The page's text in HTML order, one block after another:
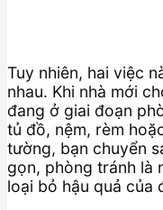
Tuy nhiên, hai việc
nhau. Khi nhà mới
đang ở giai đoạn
tủ đồ, nệm, rèm
tường, bạn chuyển
gọn, phòng tránh là
loại bỏ hậu quả của